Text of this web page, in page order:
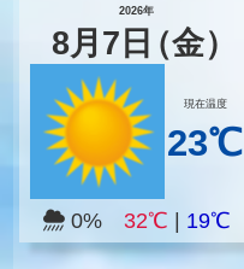
2026年
8月 7 日（金）
現在温度
23℃
0% 32℃ 19℃